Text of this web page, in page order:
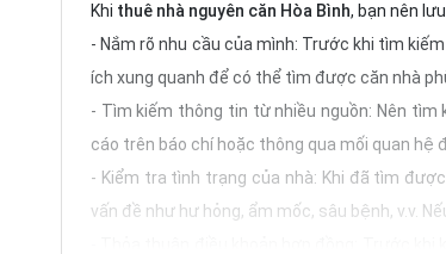
Khi thuê nhà nguyên căn Hòa Bình, bạn nên
- Nắm rõ nhu cầu của mình: Trước khi tìm
ích xung quanh để có thể tìm được căn nhà
- Tìm kiếm thông tin từ nhiều nguồn: Nên
cáo trên báo chí hoặc thông qua mối quan hệ
- Kiểm tra tình trạng của nhà: Khi đã tìm
vấn đề như hư hỏng, ẩm mốc, sâu bệnh, v.v.